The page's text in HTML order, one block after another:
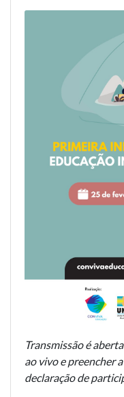
Transmissão é
ao vivo e preencher
declaração de